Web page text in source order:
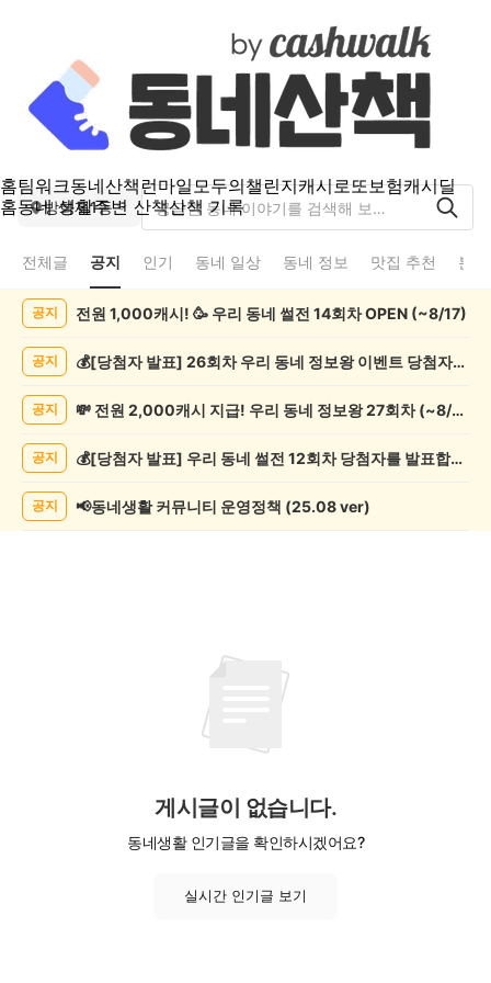
홈팀워크동네산책런마일모두의챌린지캐시로또보험캐시딜
홈동네 생활주변 산책산책 기록
방화제1동
전체글 공지 인기 동네 일상 동네 정보 맛집 추천 분
록
공지 전원 1,000캐시! 🥳 우리 동네 썰전 14회차 OPEN (~8/17)
공지 💰[당첨자 발표] 26회차 우리 동네 정보왕 이벤트 당첨자를 발표합니다!
공지 💸 전원 2,000캐시 지급! 우리 동네 정보왕 27회차 (~8/10)
공지 💰[당첨자 발표] 우리 동네 썰전 12회차 당첨자를 발표합니다!
공지 📢동네생활 커뮤니티 운영정책 (25.08 ver)
게시글이 없습니다.
동네생활 인기글을 확인하시겠어요?
실시간 인기글 보기